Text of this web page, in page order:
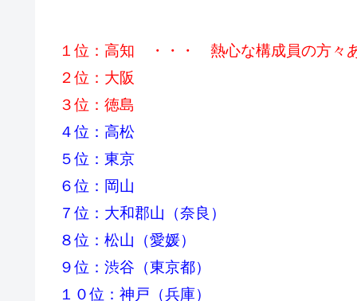
１位：高知 ・・・ 熱心な構成員の方々
２位：大阪
３位：徳島
４位：高松
５位：東京
６位：岡山
７位：大和郡山（奈良）
８位：松山（愛媛）
９位：渋谷（東京都）
１０位：神戸（兵庫）